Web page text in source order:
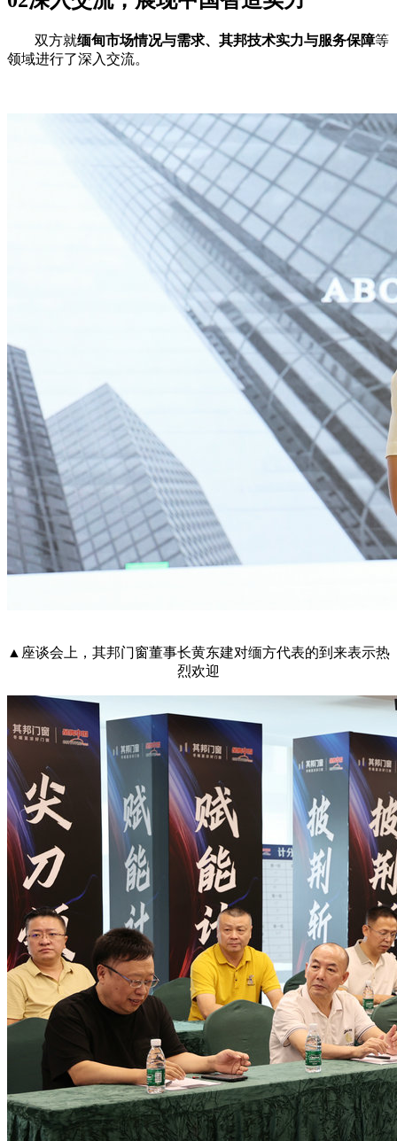
双方就缅甸市场情况与需求、其邦技术实力与服务保障等
领域进行了深入交流。
▲ 座谈会上，其邦门窗董事长黄东建对缅方代表的到来表示热
烈欢迎